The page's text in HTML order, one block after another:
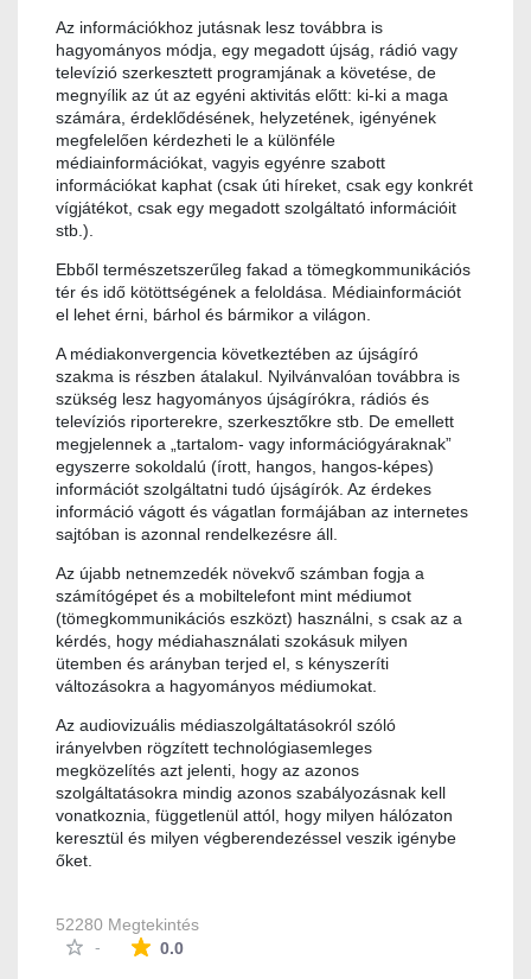
Az információkhoz jutásnak lesz továbbra is
hagyományos módja, egy megadott újság, rádió vagy
televízió szerkesztett programjának a követése, de
megnyílik az út az egyéni aktivitás előtt: ki-ki a maga
számára, érdeklődésének, helyzetének, igényének
megfelelően kérdezheti le a különféle
médiainformációkat, vagyis egyénre szabott
információkat kaphat (csak úti híreket, csak egy konkrét
vígjátékot, csak egy megadott szolgáltató információit
stb.).
Ebből természetszerűleg fakad a tömegkommunikációs
tér és idő kötöttségének a feloldása. Médiainformációt
el lehet érni, bárhol és bármikor a világon.
A médiakonvergencia következtében az újságíró
szakma is részben átalakul. Nyilvánvalóan továbbra is
szükség lesz hagyományos újságírókra, rádiós és
televíziós riporterekre, szerkesztőkre stb. De emellett
megjelennek a „tartalom- vagy információgyáraknak”
egyszerre sokoldalú (írott, hangos, hangos-képes)
információt szolgáltatni tudó újságírók. Az érdekes
információ vágott és vágatlan formájában az internetes
sajtóban is azonnal rendelkezésre áll.
Az újabb netnemzedék növekvő számban fogja a
számítógépet és a mobiltelefont mint médiumot
(tömegkommunikációs eszközt) használni, s csak az a
kérdés, hogy médiahasználati szokásuk milyen
ütemben és arányban terjed el, s kényszeríti
változásokra a hagyományos médiumokat.
Az audiovizuális médiaszolgáltatásokról szóló
irányelvben rögzített technológiasemleges
megközelítés azt jelenti, hogy az azonos
szolgáltatásokra mindig azonos szabályozásnak kell
vonatkoznia, függetlenül attól, hogy milyen hálózaton
keresztül és milyen végberendezéssel veszik igénybe
őket.
52280 Megtekintés
-
0.0Az átlagos minősítés 0 csillag a lehetséges 5-